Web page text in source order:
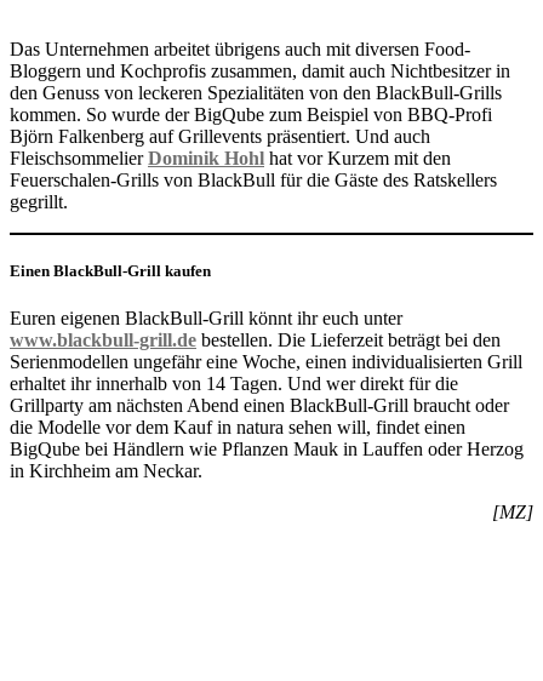
Das Unternehmen arbeitet übrigens auch mit diversen Food-
Bloggern und Kochprofis zusammen, damit auch Nichtbesitzer in
den Genuss von leckeren Spezialitäten von den BlackBull-Grills
kommen. So wurde der BigQube zum Beispiel von BBQ-Profi
Björn Falkenberg auf Grillevents präsentiert. Und auch
FleischsommelierDominik Hohl hat vor Kurzem mit den
Feuerschalen-Grills von BlackBull für die Gäste des Ratskellers
gegrillt.
Einen BlackBull-Grill kaufen
Euren eigenen BlackBull-Grill könnt ihr euch unter
www.blackbull-grill.de bestellen. Die Lieferzeit beträgt bei den
Serienmodellen ungefähr eine Woche, einen individualisierten Grill
erhaltet ihr innerhalb von 14 Tagen. Und wer direkt für die
Grillparty am nächsten Abend einen BlackBull-Grill braucht oder
die Modelle vor dem Kauf in natura sehen will, findet einen
BigQube bei Händlern wie Pflanzen Mauk in Lauffen oder Herzog
in Kirchheim am Neckar.
[MZ]